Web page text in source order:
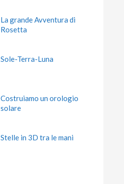
La grande Avventura di
Rosetta
Sole-Terra-Luna
Costruiamo un orologio
solare
Stelle in 3D tra le mani